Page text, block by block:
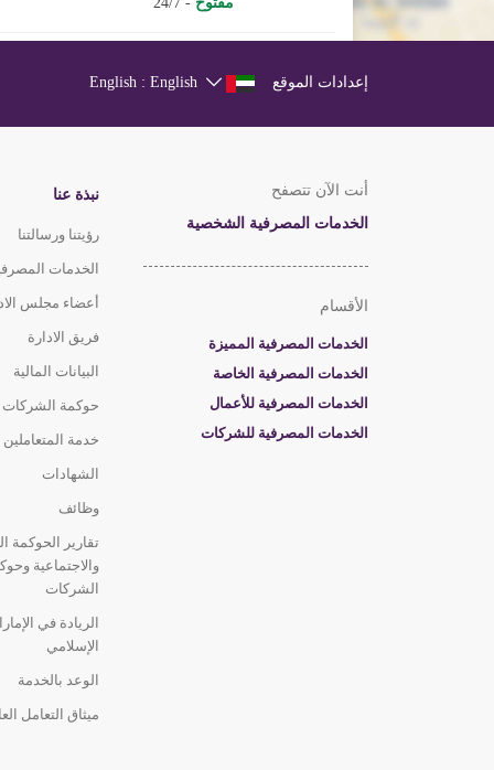
الإمارات للمزادات، جهاز
رأس الخور، دبي
التنفيذي، مدينة دبي
الطابق الأرضي،
المستشفى السعودي
إعدادات الموقع English : English
أنت الآن تتصفح
الخدمات المصرفية الشخصية
الأقسام
الخدمات المصرفية المميزة
الخدمات المصرفية الخاصة
الخدمات المصرفية للأعمال
الخدمات المصرفية للشركات
نبذة عنا
رؤيتنا ورسالتنا
الخدمات
أعضاء مجلس
فريق الادارة
البيانات المالية
حوكمة الشركات
خدمة المتعاملين
الشهادات
وظائف
تقارير الحوكمة
والاجتماعية
الشركات
الريادة في
الإسلامي
الوعد بالخدمة
ميثاق التعامل